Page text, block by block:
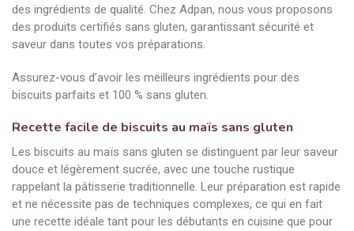
des ingrédients de qualité. Chez Adpan, nous vous proposons
des produits certifiés sans gluten, garantissant sécurité et
saveur dans toutes vos préparations.
Assurez-vous d’avoir les meilleurs ingrédients pour des
biscuits parfaits et 100 % sans gluten.
Recette facile de biscuits au maïs sans gluten
Les biscuits au maïs sans gluten se distinguent par leur saveur
douce et légèrement sucrée, avec une touche rustique
rappelant la pâtisserie traditionnelle. Leur préparation est rapide
et ne nécessite pas de techniques complexes, ce qui en fait
une recette idéale tant pour les débutants en cuisine que pour